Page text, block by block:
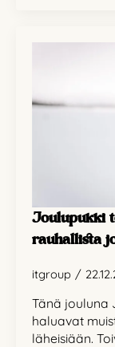
Joulupukki
rauhallista
itgroup
Tänä jouluna
haluavat
läheisiään.